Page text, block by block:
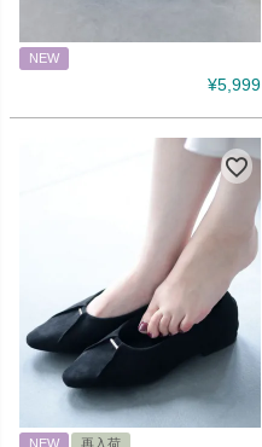
NEW
¥5,999
NEW 再入荷